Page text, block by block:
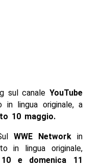
sul canaleYouTube
in lingua originale, a
10 maggio.
WWE Network in
in lingua originale,
e domenica 11